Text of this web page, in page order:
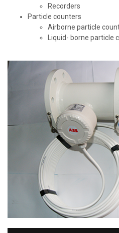
Recorders
Particle counters
Airborne particle
Liquid- borne particle